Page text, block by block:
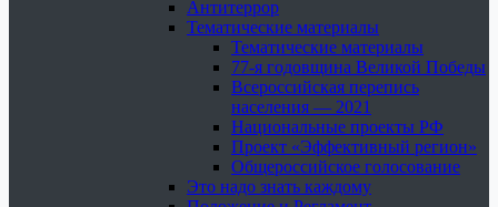
Антитеррор
Тематические материалы
Тематические материалы
77-я годовщина Великой Победы
Всероссийская перепись
населения — 2021
Национальные проекты РФ
Проект «Эффективный регион»
Общероссийское голосование
Это надо знать каждому